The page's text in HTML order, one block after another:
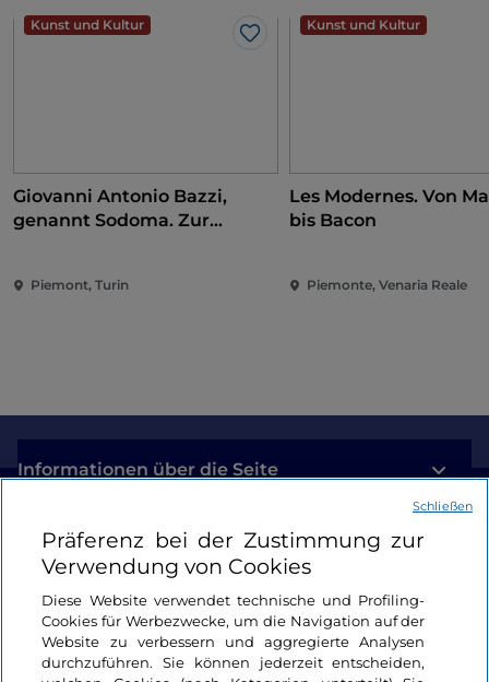
Kunst und Kultur
Like
Giovanni Antonio Bazzi,
genannt Sodoma. Zur
Piemont, Turin
Kunst und Kultur
Les Modernes. Von
bis Bacon
Piemonte, Venaria Reale
Informationen über die Seite
Nützliche Links
Login
Bleiben wir in Kontakt
Präferenz bei der Zustimmung zur
Verwendung von Cookies
Diese Website verwendet technische und Profiling-
Cookies für Werbezwecke, um die Navigation auf der
Website zu verbessern und aggregierte Analysen
durchzuführen. Sie können jederzeit entscheiden,
Schließen